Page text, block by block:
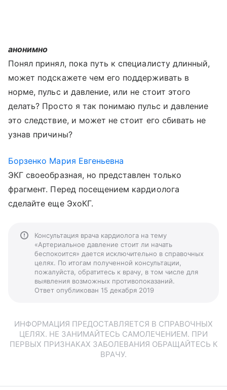
анонимно
Понял принял, пока путь к специалисту длинный,
может подскажете чем его поддерживать в
норме, пульс и давление, или не стоит этого
делать? Просто я так понимаю пульс и давление
это следствие, и может не стоит его сбивать не
узнав причины?
Борзенко Мария Евгеньевна
ЭКГ своеобразная, но представлен только
фрагмент. Перед посещением кардиолога
сделайте еще ЭхоКГ.
Консультация врача кардиолога на тему
«Артериальное давление стоит ли начать
беспокоится» дается исключительно в справочных
целях. По итогам полученной консультации,
пожалуйста, обратитесь к врачу, в том числе для
выявления возможных противопоказаний.
Ответ опубликован 15 декабря 2019
ИНФОРМАЦИЯ ПРЕДОСТАВЛЯЕТСЯ В СПРАВОЧНЫХ
ЦЕЛЯХ. НЕ ЗАНИМАЙТЕСЬ САМОЛЕЧЕНИЕМ. ПРИ
ПЕРВЫХ ПРИЗНАКАХ ЗАБОЛЕВАНИЯ ОБРАЩАЙТЕСЬ К
ВРАЧУ.